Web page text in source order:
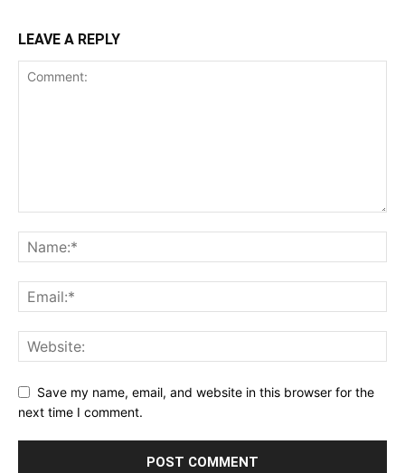
LEAVE A REPLY
Save my name, email, and website in this browser for the
next time I comment.